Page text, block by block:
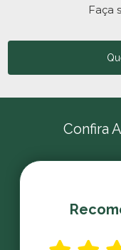
Faça
Confira